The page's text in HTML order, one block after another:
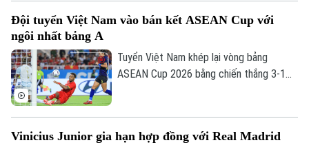
được cho là đồng ý ký hợp đồng có thời
Đội tuyển Việt Nam vào bán kết ASEAN Cup với
ngôi nhất bảng A
Tuyển Việt Nam khép lại vòng bảng
ASEAN Cup 2026 bằng chiến thắng 3-1
tạo đà thuận lợi trước vòng bán kết.
Vinicius Junior gia hạn hợp đồng với Real Madrid